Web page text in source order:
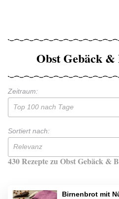
Obst Gebäck &
Zeitraum:
Top 100 nach Tage
Sortiert nach:
Relevanz
430 Rezepte zu Obst Gebäck &
Birnenbrot mit